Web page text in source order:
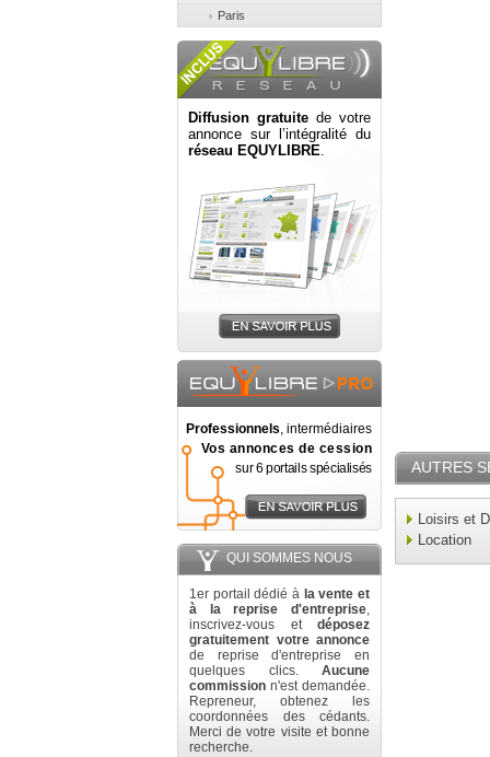
Paris
Diffusion gratuite de votre
annonce sur l’intégralité du
réseau EQUYLIBRE.
Professionnels, intermédiaires
Vos annonces de cession
sur 6 portails spécialisés
QUI SOMMES NOUS
1er portail dédié à la vente et
à la reprise d'entreprise,
inscrivez-vous et déposez
gratuitement votre annonce
de reprise d'entreprise en
quelques clics. Aucune
commission n'est demandée.
Repreneur, obtenez les
coordonnées des cédants.
Merci de votre visite et bonne
recherche.
AUTRES
Loisirs et
Location